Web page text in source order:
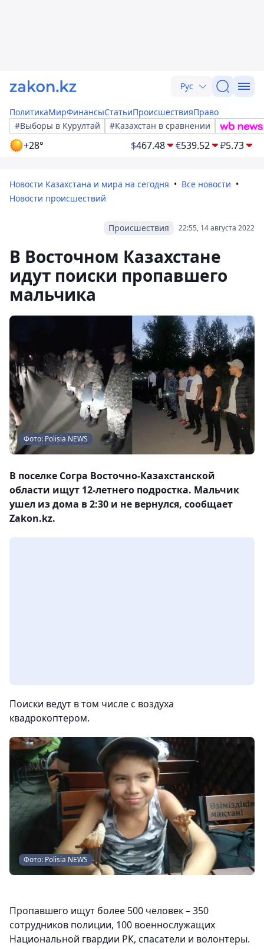
Рус
ПолитикаМирФинансыСтатьиПроисшествияПраво
#Выборы в Курултай
#Казахстан в сравнении
+28° $467.48 €539.52 ₽5.73
Новости Казахстана и мира на сегодня
Все новости
Новости происшествий
22:55, 14 августа 2022
Происшествия
В Восточном Казахстане
идут поиски пропавшего
мальчика
Фото: Polisia NEWS
В поселке Согра Восточно-Казахстанской
области ищут 12-летнего подростка. Мальчик
ушел из дома в 2:30 и не вернулся, сообщает
Zakon.kz.
Поиски ведут в том числе с воздуха
квадрокоптером.
Фото: Polisia NEWS
Пропавшего ищут более 500 человек – 350
сотрудников полиции, 100 военнослужащих
Национальной гвардии РК, спасатели и волонтеры.